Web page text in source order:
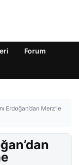
Forum
Erdoğan’dan Merz’le